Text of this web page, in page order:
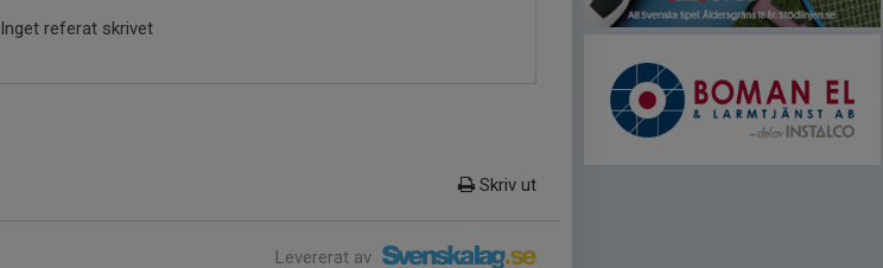
Inget referat skrivet
Skriv ut
Levererat av